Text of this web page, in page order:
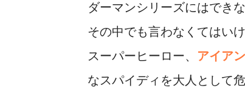
ダーマンシリーズにはでき
その中でも言わなくてはい
スーパーヒーロー、 アイア
なスパイディを大人として